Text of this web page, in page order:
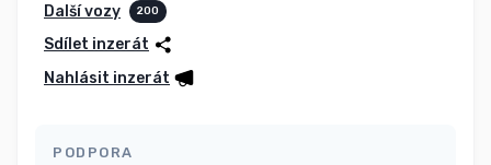
Další vozy 200
Sdílet inzerát
Nahlásit inzerát
PODPORA